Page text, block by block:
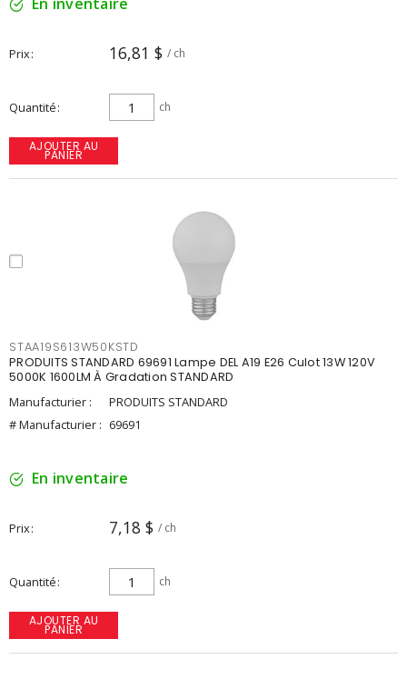
Prix 16,81 $ / ch
Quantité ch
AJOUTER AU
PANIER
STAA19S613W50KSTD
PRODUITS STANDARD 69691 Lampe DEL A19 E26 Culot 13W 120V
5000K 1600LM À Gradation STANDARD
Manufacturier :
PRODUITS STANDARD
# Manufacturier : 69691
En inventaire
Prix 7,18 $ / ch
Quantité ch
AJOUTER AU
PANIER